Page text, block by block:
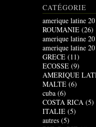
CATÉGORIE
amerique latine
ROUMANIE (26)
amerique latine
amerique latine
GRECE (11)
ECOSSE (9)
AMERIQUE
MALTE (6)
cuba (6)
COSTA RICA (5)
ITALIE (5)
autres (5)